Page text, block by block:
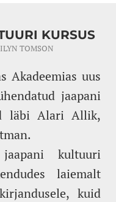
KURSUS
TOMSON
Akadeemias uus
jaapani
läbi Alari Allik,
kultuuri
laiemalt
kuid